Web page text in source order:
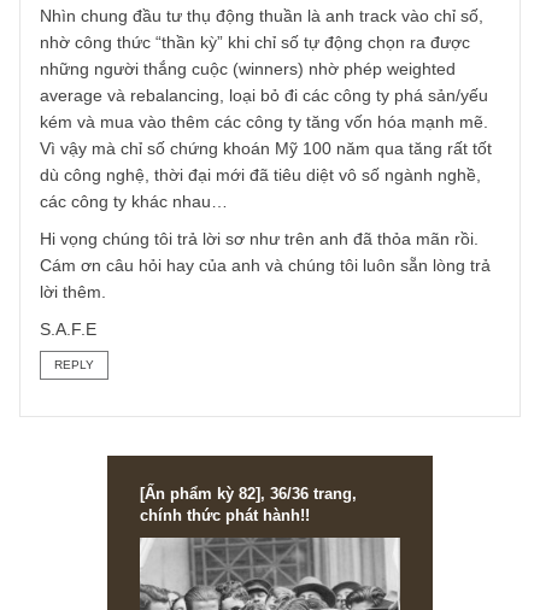
50 gang, túi 100 gang trong vài thập kỷ tới mà không cần
phải đầu tư thụ động thì anh là NĐT năng động mất rồi!
thì anh đâu cần phải lăn tăn gì nữa nhỉ?
2> & 3> Chúng tôi không nghĩ Cathie Wood & quỹ ARKK
của bà ta là đầu tư thụ động, như anh đã thấy vài tháng
qua rồi (cười) – performance của họ không theo sát một
số nào cả. Tuy nhiên không thể phủ nhận quỹ ARKK có
nhiều nhân tài trẻ rất am hiểu xu hướng công nghệ mới và
có những “insights” về các công ty lạ như Tesla, Roku,
Software, hay một số các cty biotech trước cả khi thị
hiểu được – thú thật chúng tôi có theo dõi ARK nên đánh
giá cao điều đó. Song bàn về mô hình thì không khó để
luận ARK là một mutual fund nhưng mang chiếc vỏ bên
nhờ công thức “thần kỳ” khi chỉ số tự động chọn ra được
những người thắng cuộc (winners) nhờ phép weighted
average và rebalancing, loại bỏ đi các công ty phá sản/
kém và mua vào thêm các công ty tăng vốn hóa mạnh
Vì vậy mà chỉ số chứng khoán Mỹ 100 năm qua tăng rất